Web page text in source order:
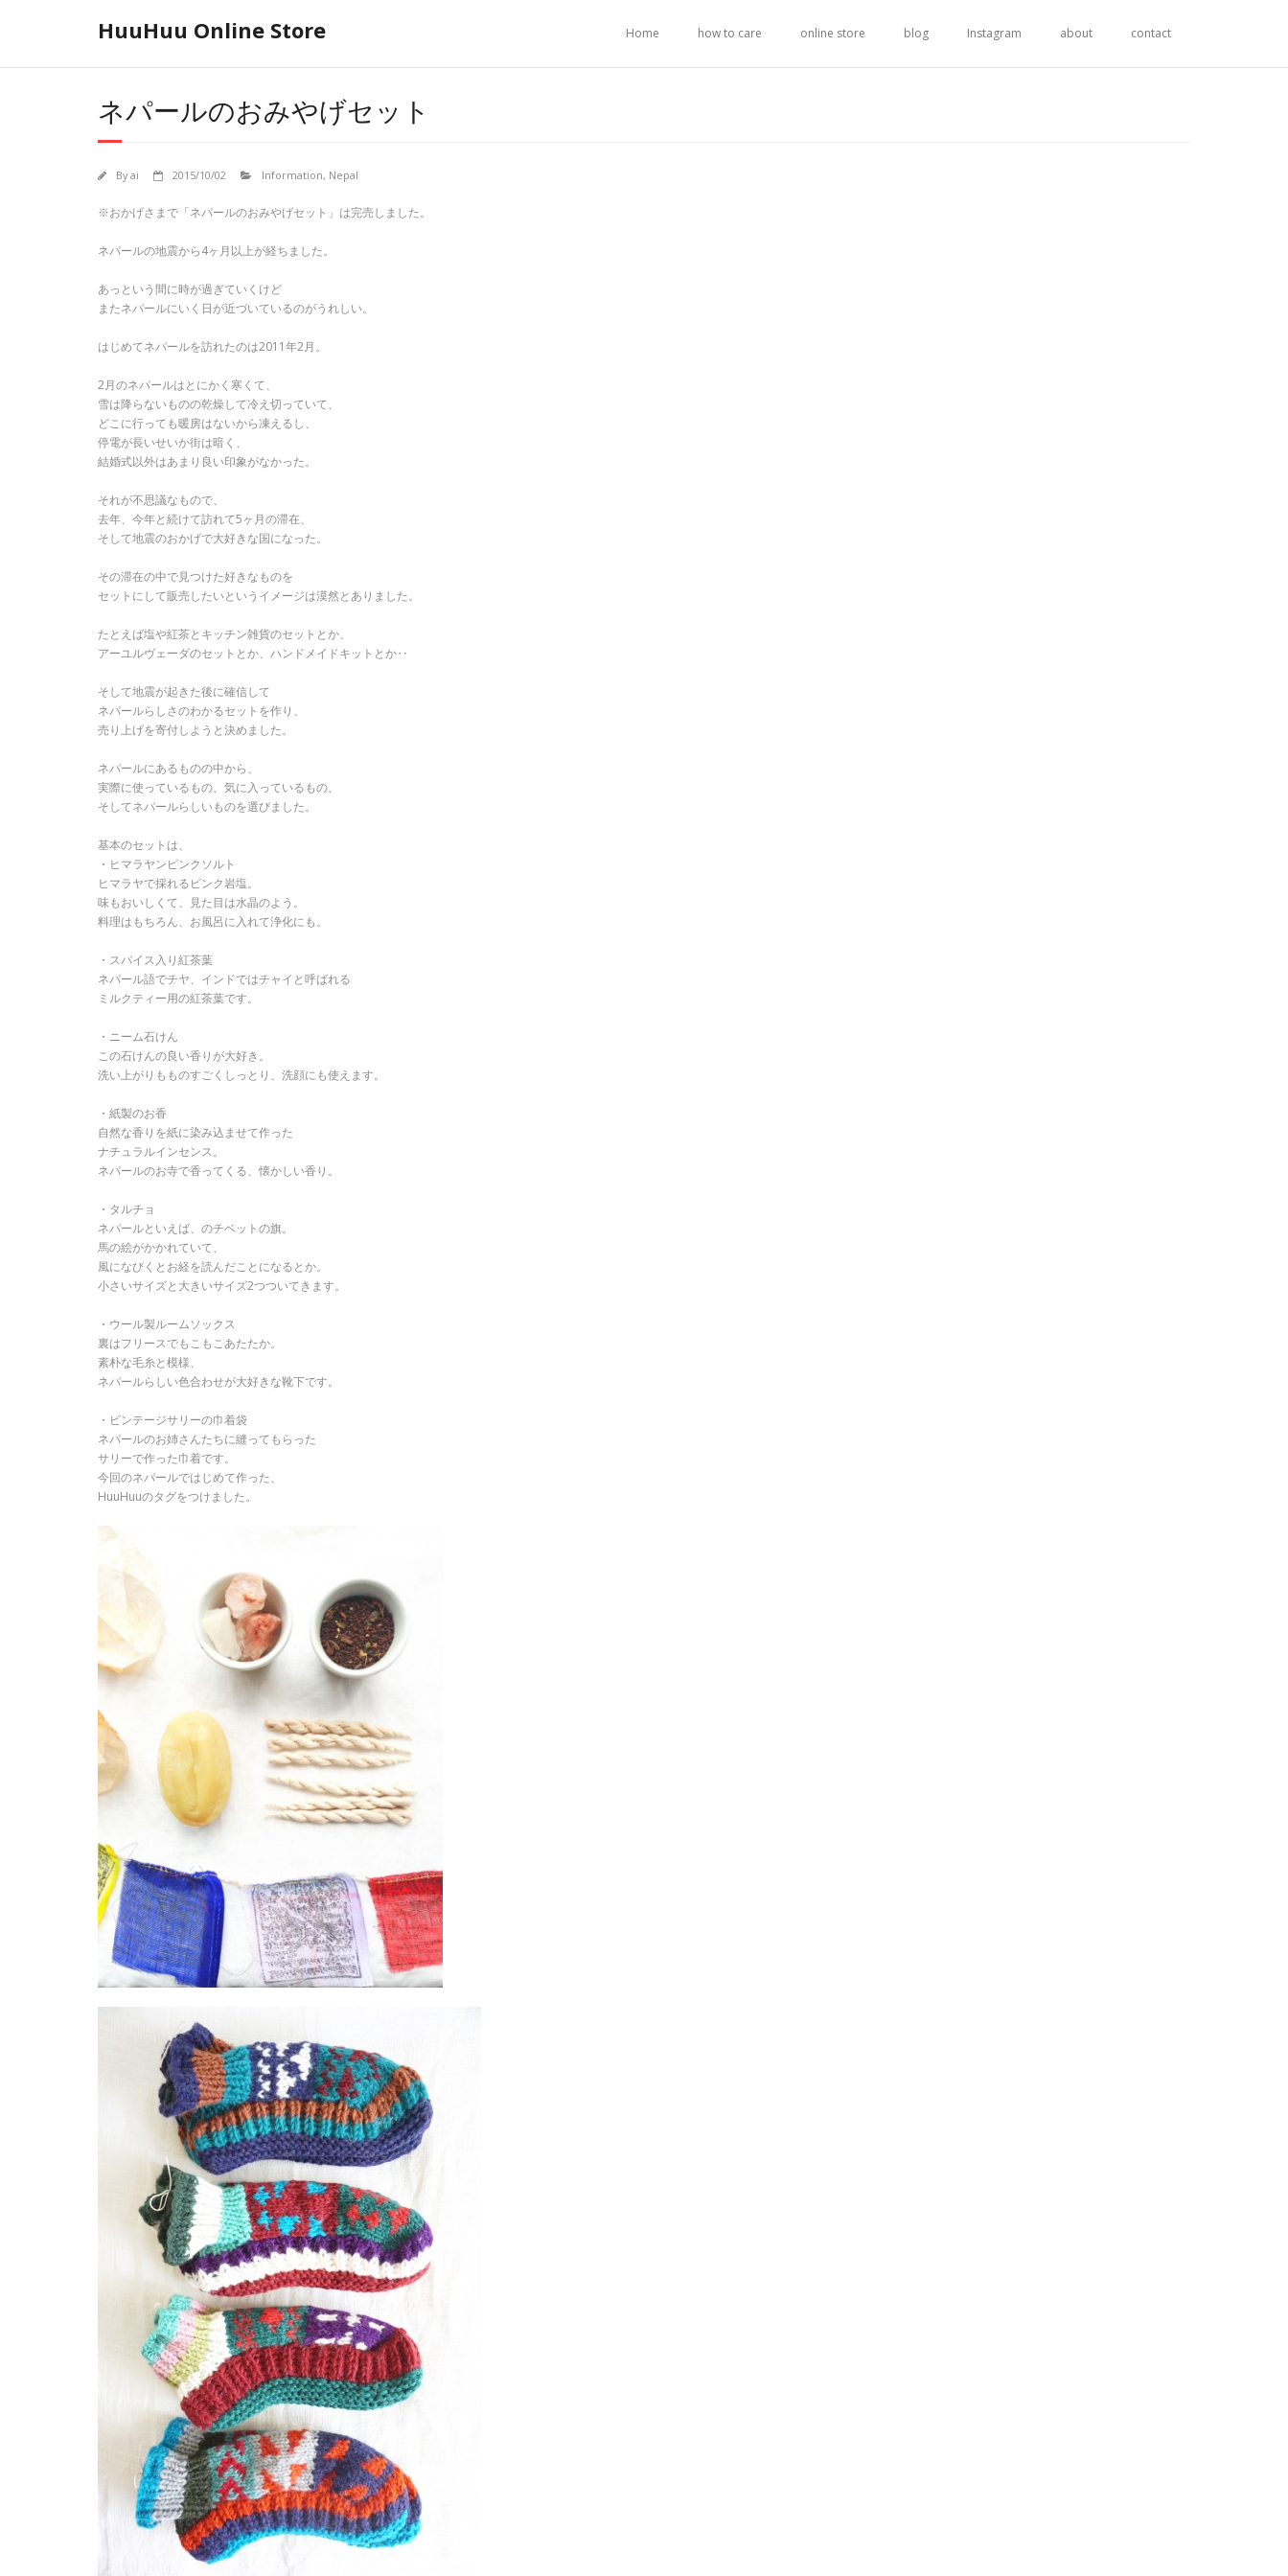
HuuHuu Online Store Home how to care online store blog Instagram about contact
ネパールのおみやげセット
Byai 2015/10/02 Information, Nepal
※おかげさまで「ネパールのおみやげセット」は完売しました。
ネパールの地震から4ヶ月以上が経ちました。
あっという間に時が過ぎていくけど
またネパールにいく日が近づいているのがうれしい。
はじめてネパールを訪れたのは2011年2月。
2月のネパールはとにかく寒くて、
雪は降らないものの乾燥して冷え切っていて、
どこに行っても暖房はないから凍えるし、
停電が長いせいか街は暗く、
結婚式以外はあまり良い印象がなかった。
それが不思議なもので、
去年、今年と続けて訪れて5ヶ月の滞在、
そして地震のおかげで大好きな国になった。
その滞在の中で見つけた好きなものを
セットにして販売したいというイメージは漠然とありました。
たとえば塩や紅茶とキッチン雑貨のセットとか、
アーユルヴェーダのセットとか、ハンドメイドキットとか‥
そして地震が起きた後に確信して
ネパールらしさのわかるセットを作り、
売り上げを寄付しようと決めました。
ネパールにあるものの中から、
実際に使っているもの、気に入っているもの、
そしてネパールらしいものを選びました。
基本のセットは、
・ヒマラヤンピンクソルト
ヒマラヤで採れるピンク岩塩。
味もおいしくて、見た目は水晶のよう。
料理はもちろん、お風呂に入れて浄化にも。
・スパイス入り紅茶葉
ネパール語でチヤ、インドではチャイと呼ばれる
ミルクティー用の紅茶葉です。
・ニーム石けん
この石けんの良い香りが大好き。
洗い上がりもものすごくしっとり、洗顔にも使えます。
・紙製のお香
自然な香りを紙に染み込ませて作った
ナチュラルインセンス。
ネパールのお寺で香ってくる、懐かしい香り。
・タルチョ
ネパールといえば、のチベットの旗。
馬の絵がかかれていて、
風になびくとお経を読んだことになるとか。
小さいサイズと大きいサイズ2つついてきます。
・ウール製ルームソックス
裏はフリースでもこもこあたたか。
素朴な毛糸と模様、
ネパールらしい色合わせが大好きな靴下です。
・ビンテージサリーの巾着袋
ネパールのお姉さんたちに縫ってもらった
サリーで作った巾着です。
今回のネパールではじめて作った、
HuuHuuのタグをつけました。